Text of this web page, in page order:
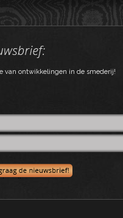
van ontwikkelingen in de smederij!